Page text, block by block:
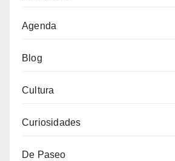
Agenda
Blog
Cultura
Curiosidades
De Paseo